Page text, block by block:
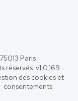
Paris
réservés. v1.0.169
des cookies et
consentements